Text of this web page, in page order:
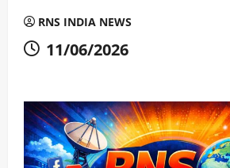
RNS INDIA NEWS
11/06/2026